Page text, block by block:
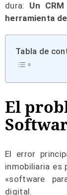
dura: Un
herramienta
Tabla de
El
El error
inmobiliaria es
«software
digital.